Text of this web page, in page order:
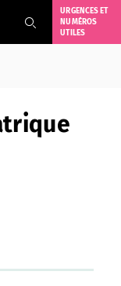
URGENCES ET
NUMÉROS
UTILES